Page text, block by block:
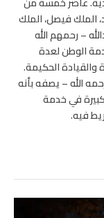
فيصل، الملك
– رحمهم الله
الوطن لعدة
والقيادة الحكيمة.
الله – يصفه بأنه
في خدمة
فيه.